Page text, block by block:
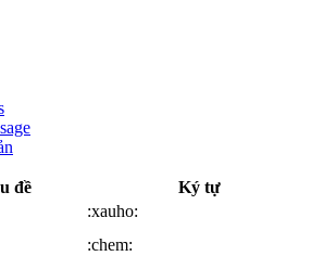
đề
Ký tự
:xauho:
:chem: